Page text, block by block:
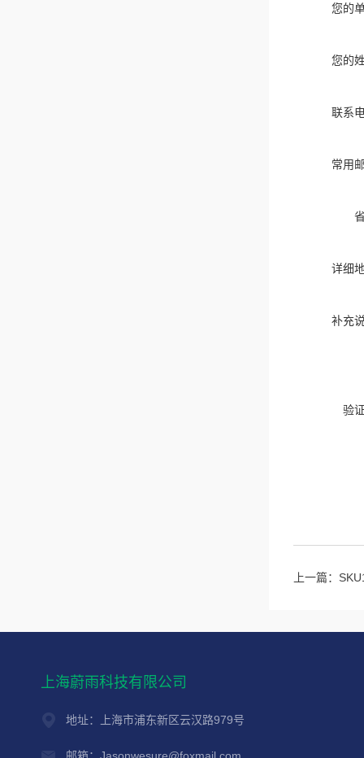
您的
您的
联系
常用
详细
补充
验
上一篇：
上海蔚雨科技有限公司
地址：上海市浦东新区云汉路979号